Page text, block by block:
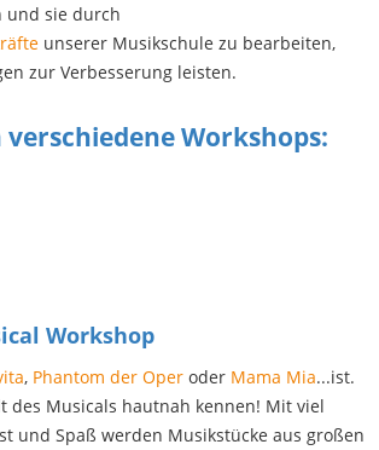
und sie durch
unserer Musikschule zu bearbeiten,
zur Verbesserung leisten.
Workshops:
Workshop
, Phantom der Oper oder Mama Mia...ist.
des Musicals hautnah kennen! Mit viel
und Spaß werden Musikstücke aus großen